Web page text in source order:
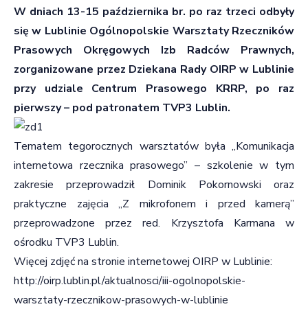
W dniach 13-15 października br. po raz trzeci odbyły
się w Lublinie Ogólnopolskie Warsztaty Rzeczników
Prasowych Okręgowych Izb Radców Prawnych,
zorganizowane przez Dziekana Rady OIRP w Lublinie
przy udziale Centrum Prasowego KRRP, po raz
pierwszy – pod patronatem TVP3 Lublin.
Tematem tegorocznych warsztatów była „Komunikacja
internetowa rzecznika prasowego” – szkolenie w tym
zakresie przeprowadził Dominik Pokornowski oraz
praktyczne zajęcia „Z mikrofonem i przed kamerą”
przeprowadzone przez red. Krzysztofa Karmana w
ośrodku TVP3 Lublin.
Więcej zdjęć na stronie internetowej OIRP w Lublinie:
http://oirp.lublin.pl/aktualnosci/iii-ogolnopolskie-
warsztaty-rzecznikow-prasowych-w-lublinie